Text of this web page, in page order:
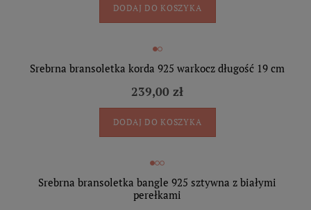
DODAJ DO KOSZYKA
Srebrna bransoletka korda 925 warkocz długość 19 cm
239,00 zł
DODAJ DO KOSZYKA
Srebrna bransoletka bangle 925 sztywna z białymi
perełkami